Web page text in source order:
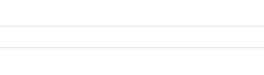
- Eventi